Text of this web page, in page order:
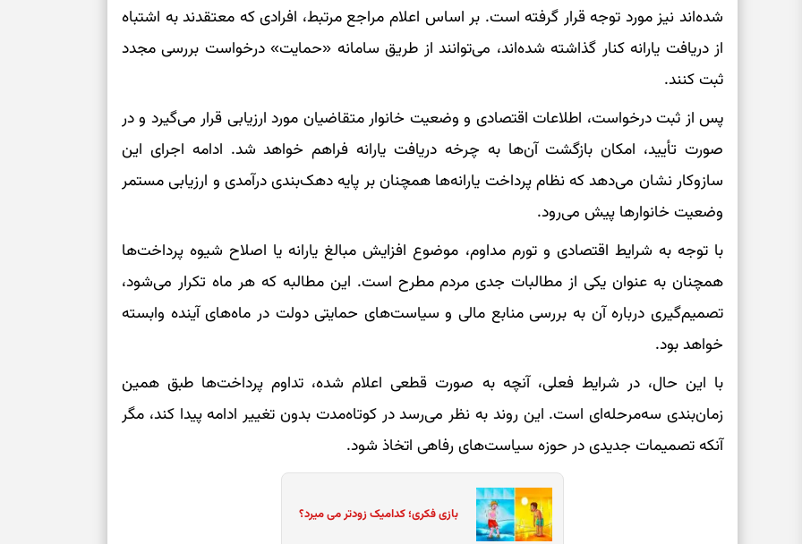
شده‌اند نیز مورد توجه قرار گرفته است. بر اساس اعلام مراجع مرتبط، افرادی که معتقدند به اشتباه
از دریافت یارانه کنار گذاشته شده‌اند، می‌توانند از طریق سامانه «حمایت» درخواست بررسی مجدد
ثبت کنند.
پس از ثبت درخواست، اطلاعات اقتصادی و وضعیت خانوار متقاضیان مورد ارزیابی قرار می‌گیرد و در
صورت تأیید، امکان بازگشت آن‌ها به چرخه دریافت یارانه فراهم خواهد شد. ادامه اجرای این
سازوکار نشان می‌دهد که نظام پرداخت یارانه‌ها همچنان بر پایه دهک‌بندی درآمدی و ارزیابی مستمر
وضعیت خانوارها پیش می‌رود.
با توجه به شرایط اقتصادی و تورم مداوم، موضوع افزایش مبالغ یارانه یا اصلاح شیوه پرداخت‌ها
همچنان به عنوان یکی از مطالبات جدی مردم مطرح است. این مطالبه که هر ماه تکرار می‌شود،
تصمیم‌گیری درباره آن به بررسی منابع مالی و سیاست‌های حمایتی دولت در ماه‌های آینده وابسته
خواهد بود.
با این حال، در شرایط فعلی، آنچه به صورت قطعی اعلام شده، تداوم پرداخت‌ها طبق همین
زمان‌بندی سه‌مرحله‌ای است. این روند به نظر می‌رسد در کوتاه‌مدت بدون تغییر ادامه پیدا کند، مگر
آنکه تصمیمات جدیدی در حوزه سیاست‌های رفاهی اتخاذ شود.
بازی فکری؛ کدامیک زودتر می میرد؟